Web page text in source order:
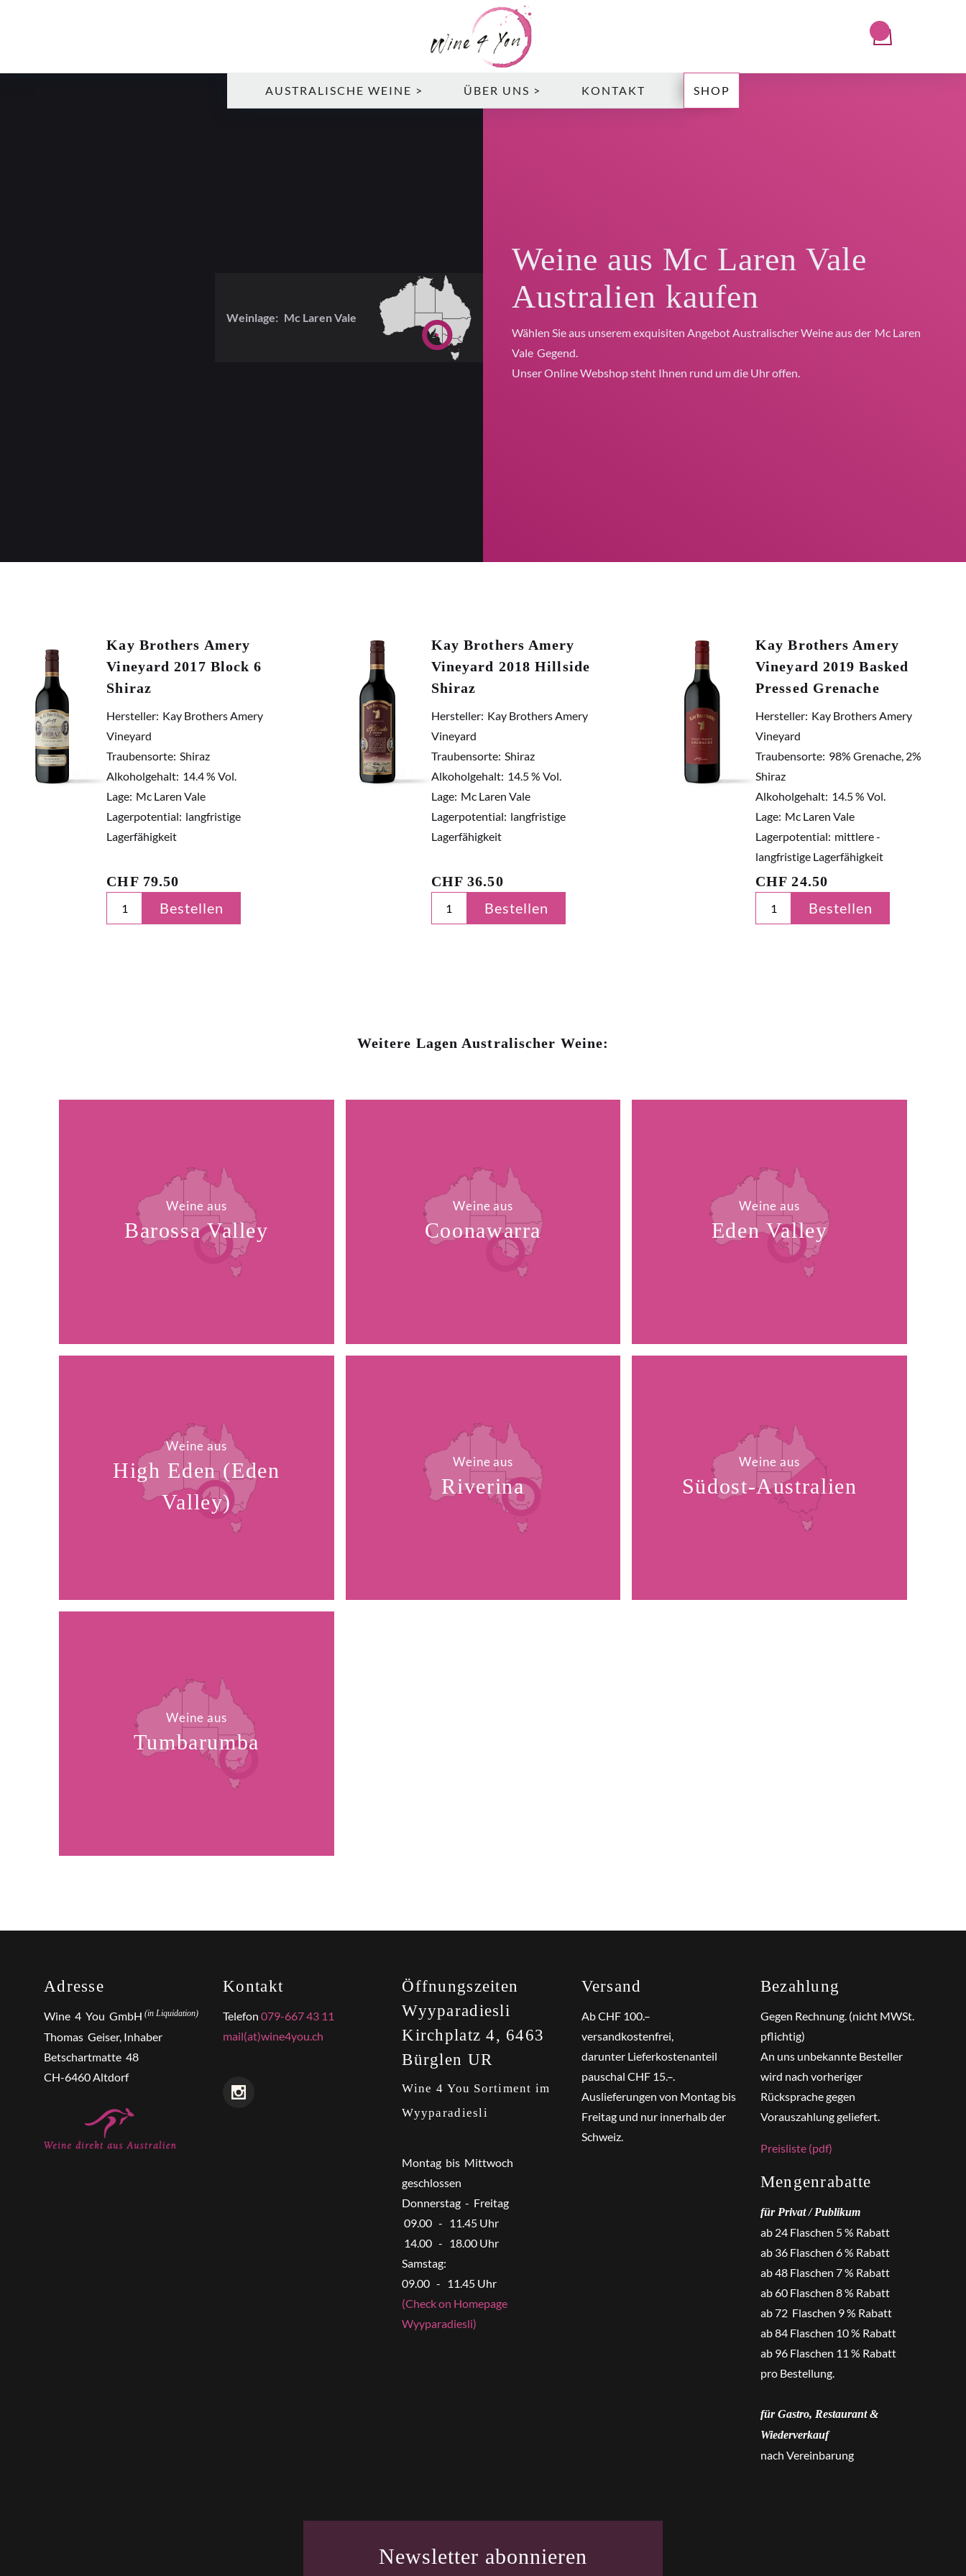
SHOP
AUSTRALISCHE WEINE > ÜBER UNS > KONTAKT
Weinlage: Mc Laren Vale
Weine aus Mc Laren Vale
Australien kaufen
Wählen Sie aus unserem exquisiten Angebot Australischer Weine aus der Mc Laren
Vale Gegend.
Unser Online Webshop steht Ihnen rund um die Uhr offen.
Kay Brothers Amery
Vineyard 2017 Block 6
Shiraz
Hersteller: Kay Brothers Amery
Vineyard
Traubensorte: Shiraz
Alkoholgehalt: 14.4 % Vol.
Lage: Mc Laren Vale
Lagerpotential: langfristige
Lagerfähigkeit
CHF 79.50
Bestellen
Kay Brothers Amery
Vineyard 2018 Hillside
Shiraz
Hersteller: Kay Brothers Amery
Vineyard
Traubensorte: Shiraz
Alkoholgehalt: 14.5 % Vol.
Lage: Mc Laren Vale
Lagerpotential: langfristige
Lagerfähigkeit
CHF36.50
Bestellen
Kay Brothers Amery
Vineyard 2019 Basked
Pressed Grenache
Hersteller: Kay Brothers Amery
Vineyard
Traubensorte: 98% Grenache, 2%
Shiraz
Alkoholgehalt: 14.5 % Vol.
Lage: Mc Laren Vale
Lagerpotential: mittlere -
langfristige Lagerfähigkeit
CHF24.50
Bestellen
Weitere Lagen Australischer Weine:
Weine aus
Barossa Valley
Weine aus
Coonawarra
Weine aus
Eden Valley
Weine aus
High Eden (Eden
Valley)
Weine aus
Riverina
Weine aus
Südost-Australien
Weine aus
Tumbarumba
Adresse
Wine 4 You GmbH (in Liquidation)
Thomas Geiser, Inhaber
Betschartmatte 48
CH-6460 Altdorf
Kontakt
Telefon079-667 43 11
mail(at)wine4you.ch
Öffnungszeiten
Wyyparadiesli
Kirchplatz 4, 6463
Bürglen UR
Wine 4 You Sortiment im
Wyyparadiesli
Montag bis Mittwoch
geschlossen
Donnerstag - Freitag
09.00 - 11.45 Uhr
14.00 - 18.00 Uhr
Samstag:
09.00 - 11.45 Uhr
(Check on Homepage
Wyyparadiesli)
Versand
Ab CHF 100.–
versandkostenfrei,
darunter Lieferkostenanteil
pauschal CHF 15.–.
Auslieferungen von Montag bis
Freitag und nur innerhalb der
Schweiz.
Bezahlung
Gegen Rechnung. (nicht MWSt.
pflichtig)
An uns unbekannte Besteller
wird nach vorheriger
Rücksprache gegen
Vorauszahlung geliefert.
Preisliste (pdf)
Mengenrabatte
für Privat / Publikum
ab 24 Flaschen 5 % Rabatt
ab 36 Flaschen 6 % Rabatt
ab 48 Flaschen 7 % Rabatt
ab 60 Flaschen 8 % Rabatt
ab 72 Flaschen 9 % Rabatt
ab 84 Flaschen 10 % Rabatt
ab 96 Flaschen 11 % Rabatt
pro Bestellung.
für Gastro, Restaurant &
Wiederverkauf
nach Vereinbarung
Newsletter abonnieren